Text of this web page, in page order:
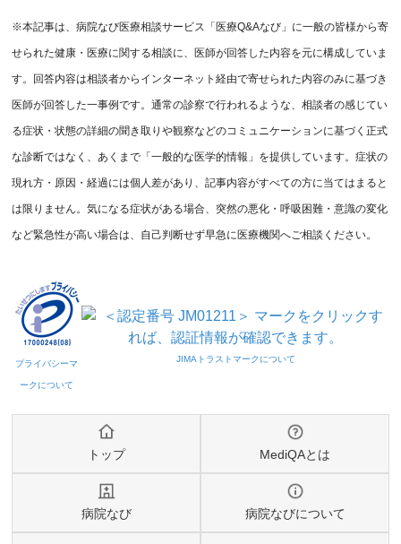
※本記事は、病院なび医療相談サービス「医療Q&Aなび」に一般の皆様から寄
せられた健康・医療に関する相談に、医師が回答した内容を元に構成していま
す。回答内容は相談者からインターネット経由で寄せられた内容のみに基づき
医師が回答した一事例です。通常の診察で行われるような、相談者の感じてい
る症状・状態の詳細の聞き取りや観察などのコミュニケーションに基づく正式
な診断ではなく、あくまで「一般的な医学的情報」を提供しています。症状の
現れ方・原因・経過には個人差があり、記事内容がすべての方に当てはまると
は限りません。気になる症状がある場合、突然の悪化・呼吸困難・意識の変化
など緊急性が高い場合は、自己判断せず早急に医療機関へご相談ください。
トップ MediQAとは
病院なび 病院なびについて